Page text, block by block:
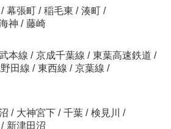
/ 幕張町 / 稲毛東 / 湊町 /
神 / 藤崎
本線 / 京成千葉線 / 東葉高速鉄道 /
田線 / 東西線 / 京葉線 /
/ 大神宮下 / 千葉 / 検見川
/
/ 新津田沼